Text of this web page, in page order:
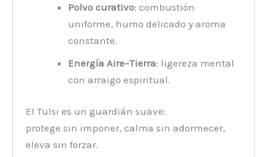
Polvo curativo: combustión
uniforme, humo delicado y aroma
constante.
Energía Aire–Tierra: ligereza mental
con arraigo espiritual.
El Tulsi es un guardián suave:
protege sin imponer, calma sin adormecer,
eleva sin forzar.